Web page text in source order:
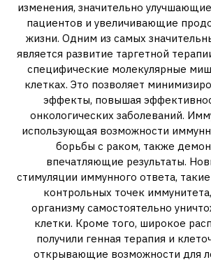
изменения, значительно
пациентов и увеличивающие
жизни. Одним из самых
является развитие таргетной
специфические молекулярные
клетках. Это позволяет
эффекты, повышая
онкологических заболеваний.
использующая возможности
борьбы с раком, также
впечатляющие результаты.
стимуляции иммунного ответа,
контрольных точек
организму самостоятельно
клетки. Кроме того, широкое
получили генная терапия и
открывающие возможности для